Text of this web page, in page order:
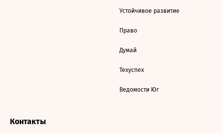
Устойчивое развитие
Право
Думай
Техуспех
Ведомости Юг
Контакты